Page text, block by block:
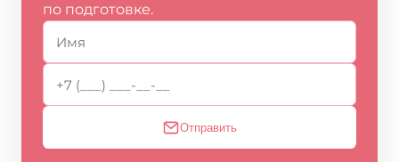
по подготовке.
Отправить